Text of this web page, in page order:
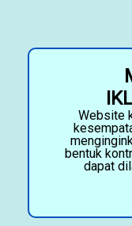
Website
bentuk
dapat